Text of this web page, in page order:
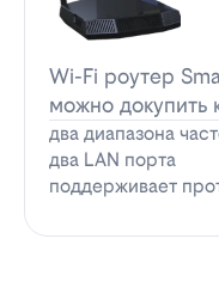
Wi-Fi роутер
можно докупить
два диапазона
два LAN порта
поддерживает